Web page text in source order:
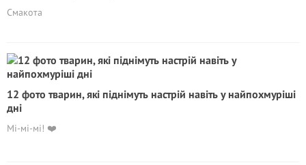
Смакота
12 фото тварин, які піднімуть настрій навіть у найпохмуріші
дні
Мі-мі-мі! ❤️